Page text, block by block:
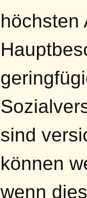
höchsten
sind
können
wenn